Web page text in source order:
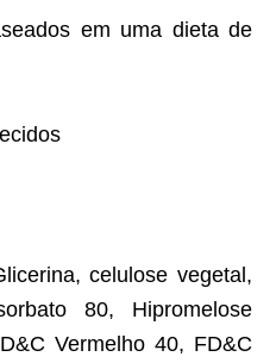
em uma dieta de
celulose vegetal,
80, Hipromelose
Vermelho 40, FD&C